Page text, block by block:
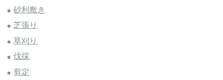
砂利敷き
芝張り
草刈り
伐採
剪定